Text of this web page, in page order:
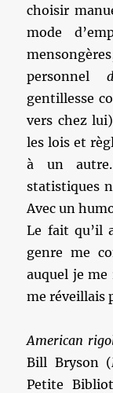
choisir
mode
personnel
gentillesse
vers chez
les lois et
à un
statistiques
Avec un
Le fait qu’il
genre me
auquel je
me réveillais
American
Bill Bryson (
Petite